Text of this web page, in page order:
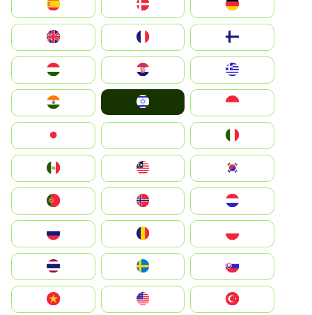
Deutschland
Denmark
United Kingdom
Hrvatska
Magyarország
Indonesia
South Korea
Nederland
Portugal
România
Slovensko
United States
Vietnam